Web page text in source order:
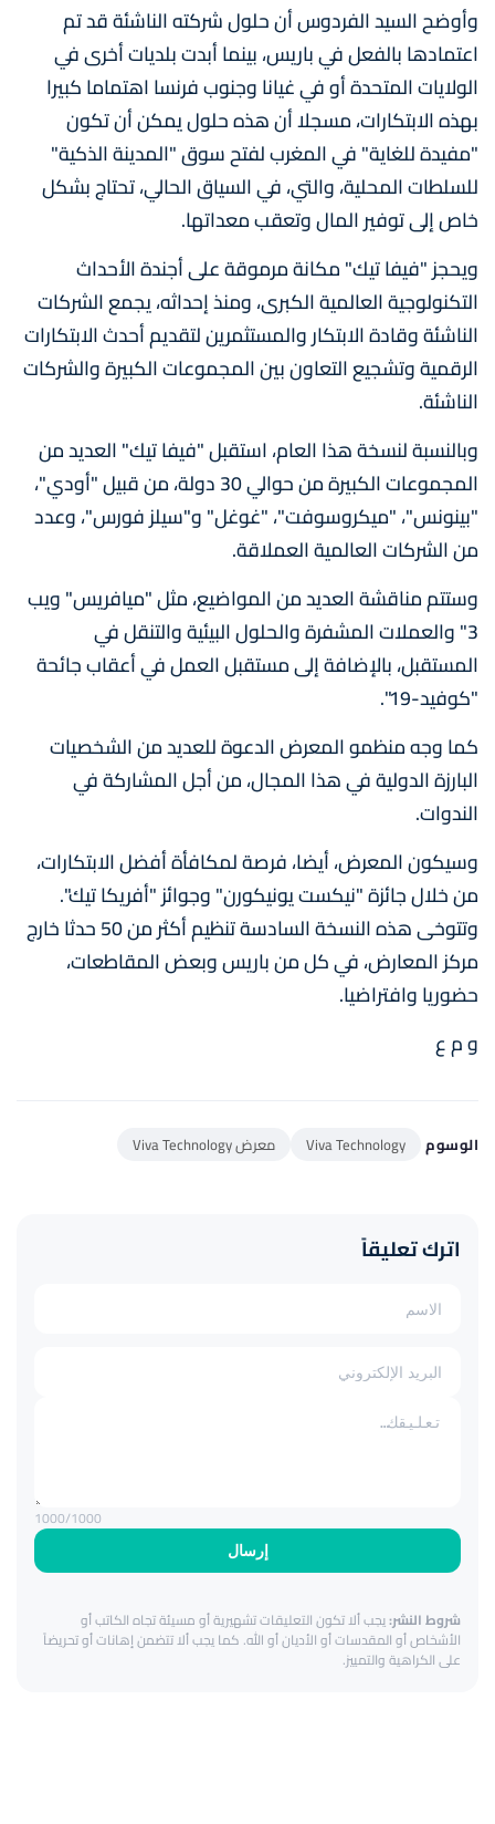
وأوضح السيد الفردوس أن حلول شركته الناشئة قد تم
اعتمادها بالفعل في باريس، بينما أبدت بلديات أخرى في
الولايات المتحدة أو في غيانا وجنوب فرنسا اهتماما كبيرا
بهذه الابتكارات، مسجلا أن هذه حلول يمكن أن تكون
"مفيدة للغاية" في المغرب لفتح سوق "المدينة الذكية"
للسلطات المحلية، والتي، في السياق الحالي، تحتاج بشكل
خاص إلى توفير المال وتعقب معداتها.
ويحجز "فيفا تيك" مكانة مرموقة على أجندة الأحداث
التكنولوجية العالمية الكبرى، ومنذ إحداثه، يجمع الشركات
الناشئة وقادة الابتكار والمستثمرين لتقديم أحدث الابتكارات
الرقمية وتشجيع التعاون بين المجموعات الكبيرة والشركات
الناشئة.
وبالنسبة لنسخة هذا العام، استقبل "فيفا تيك" العديد من
المجموعات الكبيرة من حوالي 30 دولة، من قبيل "أودي"،
"بينونس"، "ميكروسوفت"، "غوغل" و"سيلز فورس"، وعدد
من الشركات العالمية العملاقة.
وستتم مناقشة العديد من المواضيع، مثل "ميافريس" ويب
3" والعملات المشفرة والحلول البيئية والتنقل في
المستقبل، بالإضافة إلى مستقبل العمل في أعقاب جائحة
"كوفيد-19".
كما وجه منظمو المعرض الدعوة للعديد من الشخصيات
البارزة الدولية في هذا المجال، من أجل المشاركة في
الندوات.
وسيكون المعرض، أيضا، فرصة لمكافأة أفضل الابتكارات،
من خلال جائزة "نيكست يونيكورن" وجوائز "أفريكا تيك".
وتتوخى هذه النسخة السادسة تنظيم أكثر من 50 حدثا خارج
مركز المعارض، في كل من باريس وبعض المقاطعات،
حضوريا وافتراضيا.
و م ع
الوسوم Viva Technology معرض Viva Technology
اترك تعليقاً
إرسال
1000/1000
شروط النشر:يجب ألا تكون التعليقات تشهيرية أو مسيئة تجاه الكاتب أو
الأشخاص أو المقدسات أو الأديان أو الله. كما يجب ألا تتضمن إهانات أو تحريضاً
على الكراهية والتمييز.